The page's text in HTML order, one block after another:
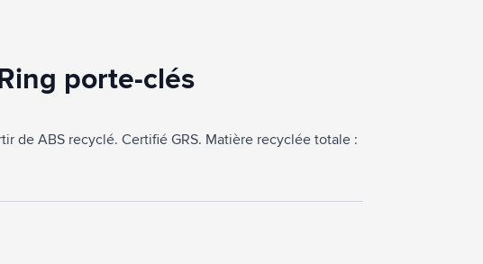
porte-clés
de ABS recyclé. Certifié GRS. Matière recyclée totale :